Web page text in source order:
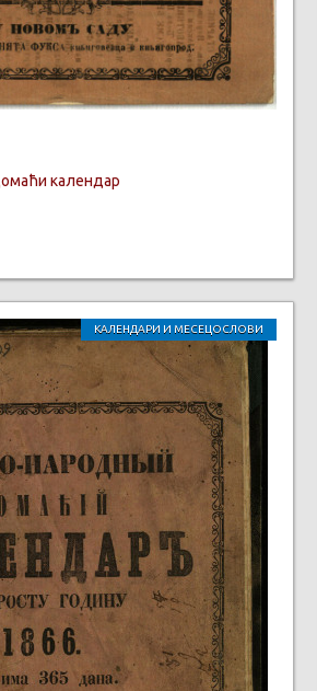
календар
КАЛЕНДАРИ И МЕСЕЦОСЛОВИ